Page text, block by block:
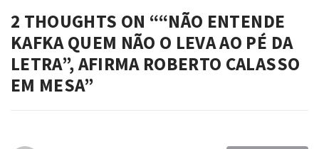
2 THOUGHTS ON ““NÃO ENTENDE
KAFKA QUEM NÃO O LEVA AO PÉ DA
LETRA”, AFIRMA ROBERTO CALASSO
EM MESA”